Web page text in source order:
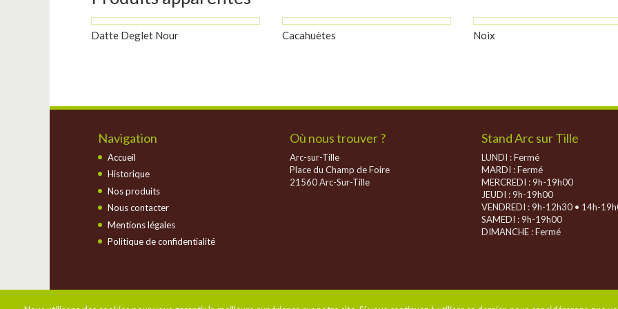
Datte Deglet Nour Cacahuètes Noix
Navigation
Accueil
Historique
Nos produits
Nous contacter
Mentions légales
Politique de confidentialité
Où nous trouver ?
Arc-sur-Tille
Place du Champ de Foire
21560 Arc-Sur-Tille
Stand Arc sur Tille
LUNDI : Fermé
MARDI : Fermé
MERCREDI : 9h-19h00
JEUDI : 9h-19h00
VENDREDI : 9h-12h30 • 14h-
SAMEDI : 9h-19h00
DIMANCHE :Fermé